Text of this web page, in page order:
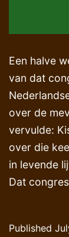
Een halve
van dat
over de
vervulde:
over die
in levende
Dat
Published